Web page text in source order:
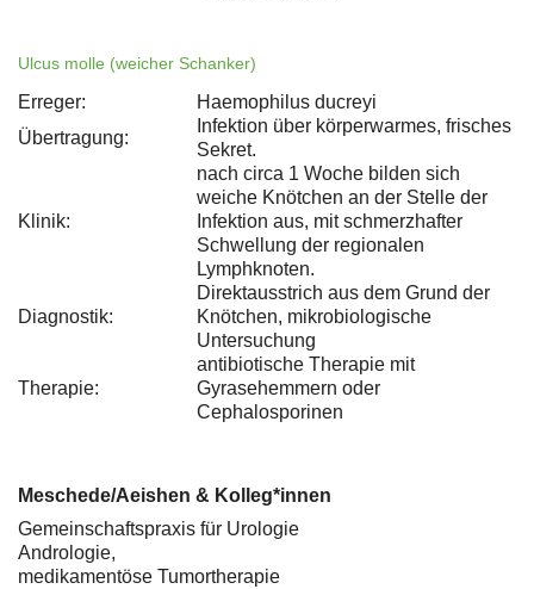
Ulcus molle (weicher Schanker)
Erreger:
Haemophilus ducreyi
Übertragung:
Infektion über körperwarmes, frisches
Sekret.
Klinik:
nach circa 1 Woche bilden sich
weiche Knötchen an der Stelle der
Infektion aus, mit schmerzhafter
Schwellung der regionalen
Lymphknoten.
Diagnostik:
Direktausstrich aus dem Grund der
Knötchen, mikrobiologische
Untersuchung
Therapie:
antibiotische Therapie mit
Gyrasehemmern oder
Cephalosporinen
Meschede/Aeishen & Kolleg*innen
Gemeinschaftspraxis für Urologie
Andrologie,
medikamentöse Tumortherapie